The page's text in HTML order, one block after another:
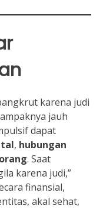
karena judi
jauh
dapat
, hubungan
. Saat
karena judi,”
finansial,
akal sehat,